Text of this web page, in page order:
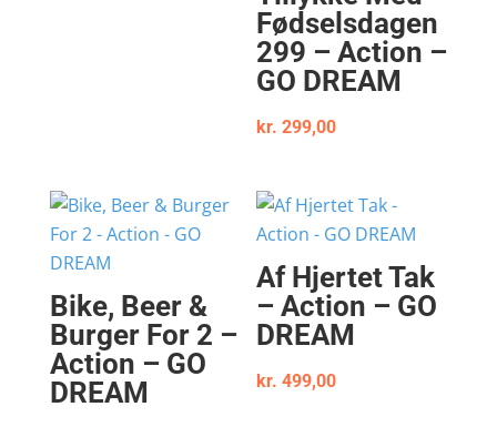
Fødselsdagen
299 – Action –
GO DREAM
kr. 299,00
Bike, Beer &
Burger For 2 –
Action – GO
DREAM
Af Hjertet Tak
– Action – GO
DREAM
kr. 499,00